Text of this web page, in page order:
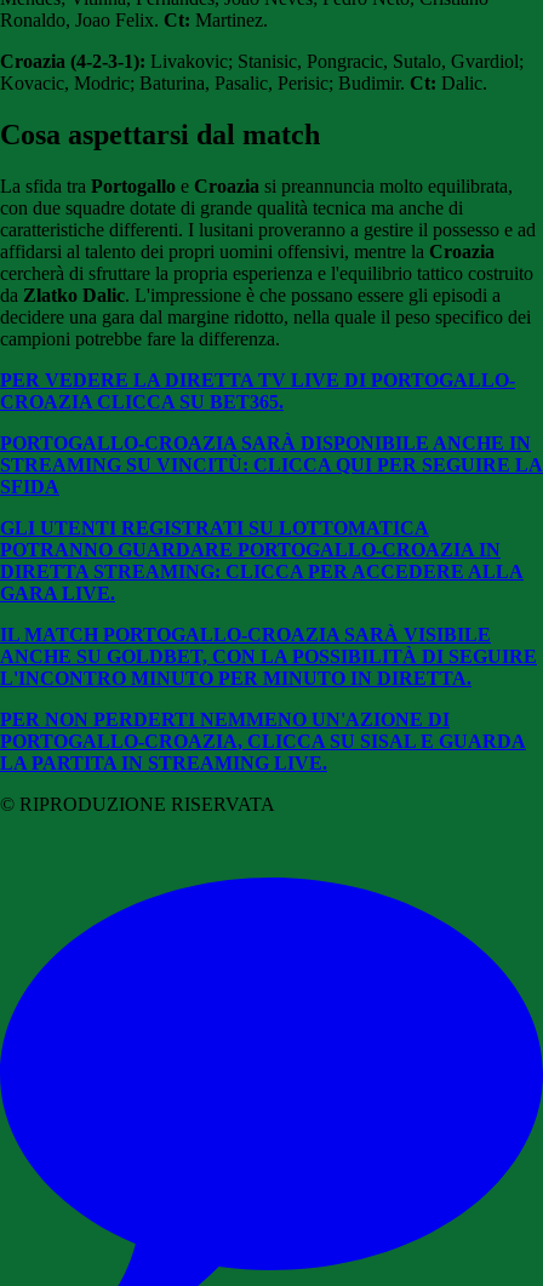
Ronaldo, Joao Felix. Ct: Martinez.
Croazia (4-2-3-1): Livakovic; Stanisic, Pongracic, Sutalo, Gvardiol;
Kovacic, Modric; Baturina, Pasalic, Perisic; Budimir. Ct: Dalic.
Cosa aspettarsi dal match
La sfida tra Portogallo e Croazia si preannuncia molto equilibrata,
con due squadre dotate di grande qualità tecnica ma anche di
caratteristiche differenti. I lusitani proveranno a gestire il possesso e ad
affidarsi al talento dei propri uomini offensivi, mentre la Croazia
cercherà di sfruttare la propria esperienza e l'equilibrio tattico costruito
da Zlatko Dalic. L'impressione è che possano essere gli episodi a
decidere una gara dal margine ridotto, nella quale il peso specifico dei
campioni potrebbe fare la differenza.
PER VEDERE LA DIRETTA TV LIVE DI PORTOGALLO-
CROAZIA CLICCA SU BET365.
PORTOGALLO-CROAZIA SARÀ DISPONIBILE ANCHE IN
STREAMING SU VINCITÙ: CLICCA QUI PER SEGUIRE LA
SFIDA
GLI UTENTI REGISTRATI SU LOTTOMATICA
POTRANNO GUARDARE PORTOGALLO-CROAZIA IN
DIRETTA STREAMING: CLICCA PER ACCEDERE ALLA
GARA LIVE.
IL MATCH PORTOGALLO-CROAZIA SARÀ VISIBILE
ANCHE SU GOLDBET, CON LA POSSIBILITÀ DI SEGUIRE
L'INCONTRO MINUTO PER MINUTO IN DIRETTA.
PER NON PERDERTI NEMMENO UN'AZIONE DI
PORTOGALLO-CROAZIA, CLICCA SU SISAL E GUARDA
LA PARTITA IN STREAMING LIVE.
© RIPRODUZIONE RISERVATA